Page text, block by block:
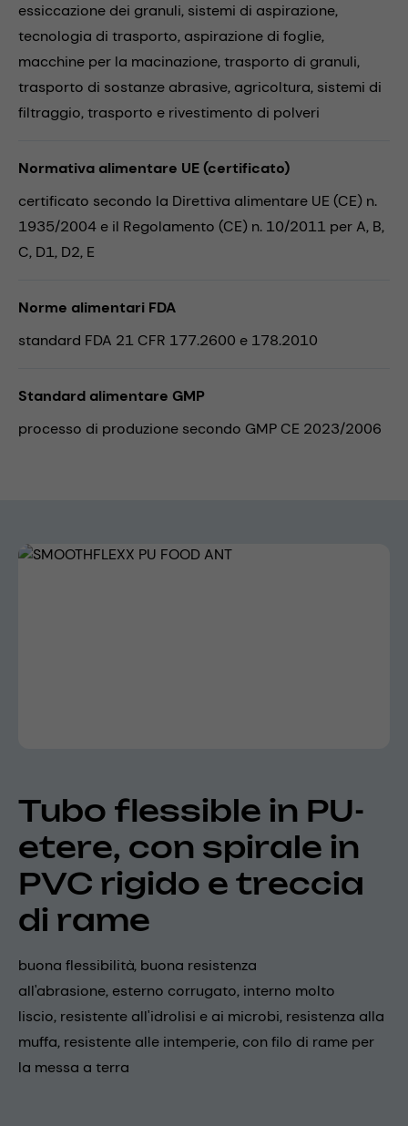
essiccazione dei granuli, sistemi di aspirazione,
tecnologia di trasporto, aspirazione di foglie,
macchine per la macinazione,trasporto di granuli,
trasporto di sostanze abrasive, agricoltura, sistemi di
filtraggio,trasporto e rivestimento di polveri
Normativa alimentare UE (certificato)
certificato secondo la Direttiva alimentare UE (CE) n.
1935/2004 e il Regolamento (CE) n. 10/2011 per A, B,
C, D1, D2, E
Norme alimentari FDA
standard FDA 21 CFR 177.2600 e 178.2010
Standard alimentare GMP
processo di produzione secondo GMP CE 2023/2006
Skip image gallery
Tubo flessible in PU-
etere, con spirale in
PVC rigido e treccia
di rame
buona flessibilità, buona resistenza
all'abrasione, esterno corrugato, interno molto
liscio, resistente all'idrolisi e ai microbi, resistenza alla
muffa, resistente alle intemperie, con filo di rame per
la messa a terra